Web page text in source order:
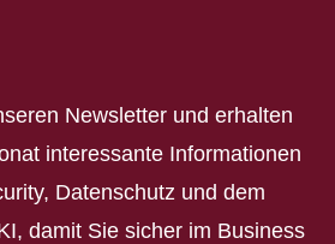
Newsletter und erhalten
interessante Informationen
Datenschutz und dem
damit Sie sicher im Business